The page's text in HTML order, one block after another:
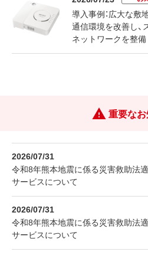
導入事例：広大な敷
通信環境を改善し、
ネットワークを整備
重要な
2026/07/31
令和8年熊本地震に係る災害救助法
サービスについて
2026/07/31
令和8年熊本地震に係る災害救助法
サービスについて